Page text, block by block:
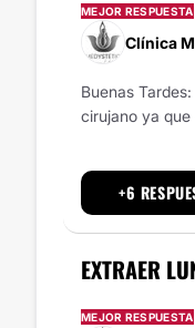
MEJOR RESPUESTA
Clínica
Buenas
cirujano ya
+6
EXTRAER
MEJOR RESPUESTA